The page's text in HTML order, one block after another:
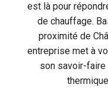
est là pour
de chauffage.
proximité de
entreprise met à
son savoir-faire